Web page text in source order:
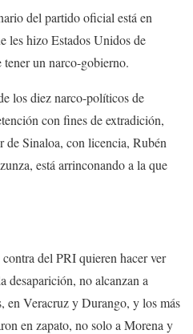
del partido oficial está en
les hizo Estados Unidos de
un narco-gobierno.
los diez narco-políticos de
con fines de extradición,
de Sinaloa, con licencia, Rubén
está arrinconando a la que
del PRI quieren hacer ver
desaparición, no alcanzan a
en Veracruz y Durango, y los más
en zapato, no solo a Morena y